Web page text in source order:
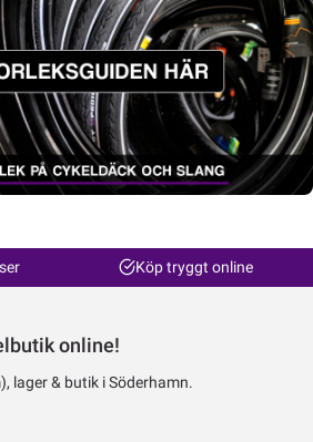
Köp tryggt online
online!
lager & butik i Söderhamn.